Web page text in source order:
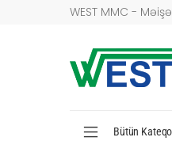
WEST MMC -
Bütün